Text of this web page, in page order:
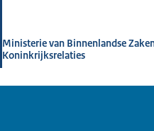
Ministerie van Binnenlandse
Koninkrijksrelaties